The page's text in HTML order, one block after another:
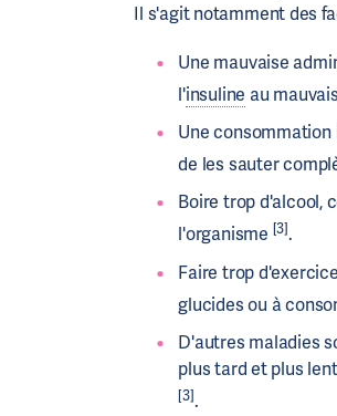
Il s'agit notamment des
Une mauvaise
l'insuline au
Une
de les sauter
Boire trop d'alcool,
l'organisme [3].
Faire trop
glucides ou à
D'autres maladies
plus tard et plus
[3].